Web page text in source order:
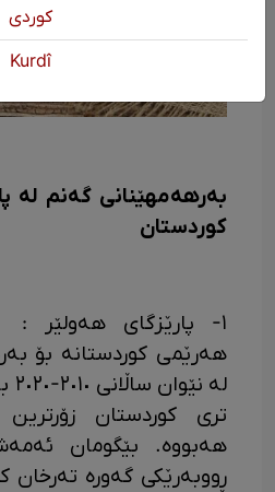
بەرهەمهێنانی گەنم لە
کوردستان
١- پارێزگای هەولێر :
هەرێمی کوردستانە بۆ
تری کوردستان
هەبووە. بێگومان
ڕووبەرێکی گەورە تەرخان
كوردی
Kurdî